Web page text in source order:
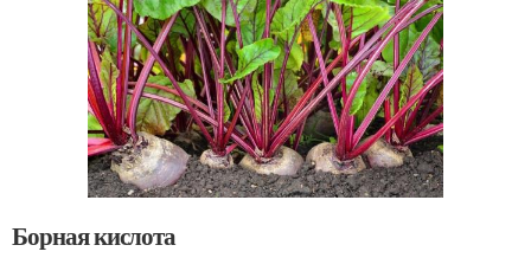
Борная кислота